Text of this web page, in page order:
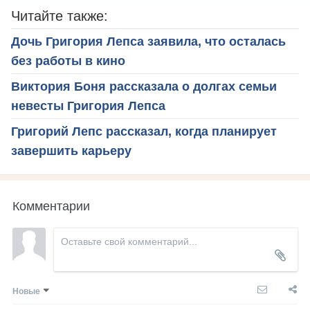
Читайте также:
Дочь Григория Лепса заявила, что осталась
без работы в кино
Виктория Боня рассказала о долгах семьи
невесты Григория Лепса
Григорий Лепс рассказал, когда планирует
завершить карьеру
Комментарии
Новые